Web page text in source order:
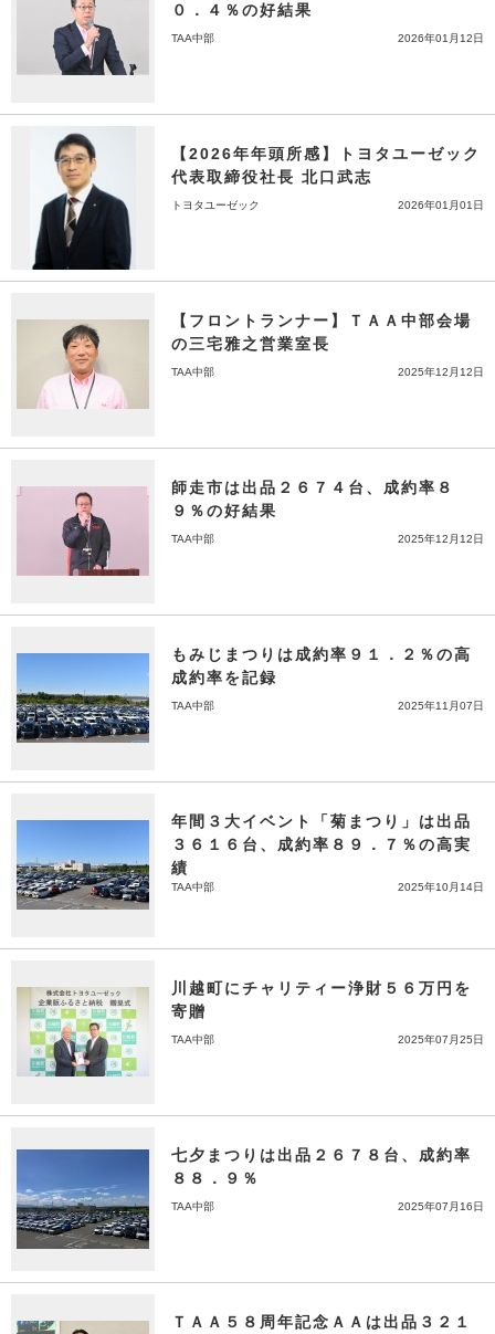
０．４％の好結果
TAA中部 2026年01月12日
【2026年年頭所感】トヨタユーゼック
代表取締役社長 北口武志
トヨタユーゼック 2026年01月01日
【フロントランナー】ＴＡＡ中部会場
の三宅雅之営業室長
TAA中部 2025年12月12日
師走市は出品２６７４台、成約率８
９％の好結果
TAA中部 2025年12月12日
もみじまつりは成約率９１．２％の高
成約率を記録
TAA中部 2025年11月07日
年間３大イベント「菊まつり」は出品
３６１６台、成約率８９．７％の高実
績
TAA中部 2025年10月14日
川越町にチャリティー浄財５６万円を
寄贈
TAA中部 2025年07月25日
七夕まつりは出品２６７８台、成約率
８８．９％
TAA中部 2025年07月16日
ＴＡＡ５８周年記念ＡＡは出品３２１